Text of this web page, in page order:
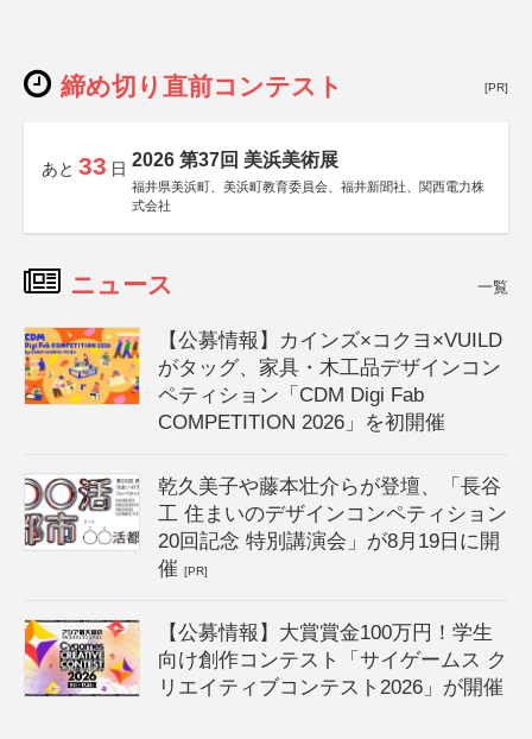
締め切り直前コンテスト [PR]
あと 33 日 2026 第37回 美浜美術展
福井県美浜町、美浜町教育委員会、福井新聞社、関西電力株
式会社
ニュース 一覧
【公募情報】カインズ×コクヨ×VUILD
がタッグ、家具・木工品デザインコン
ペティション「CDM Digi Fab
COMPETITION 2026」を初開催
乾久美子や藤本壮介らが登壇、「長谷
工 住まいのデザインコンペティション
20回記念 特別講演会」が8月19日に開
催[PR]
【公募情報】大賞賞金100万円！学生
向け創作コンテスト「サイゲームス ク
リエイティブコンテスト2026」が開催